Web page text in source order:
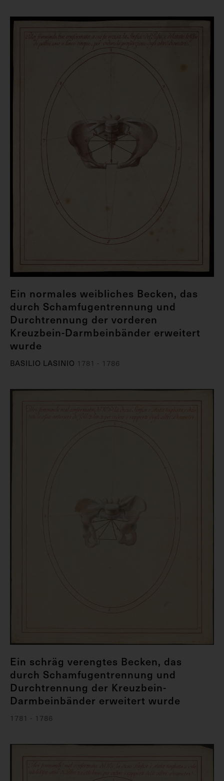
Ein normales weibliches Becken, das
durch Schamfugentrennung und
Durchtrennung der vorderen
Kreuzbein-Darmbeinbänder erweitert
wurde
BASILIO LASINIO 1781 - 1786
Ein schräg verengtes Becken, das
durch Schamfugentrennung und
Durchtrennung der Kreuzbein-
Darmbeinbänder erweitert wurde
1781 - 1786